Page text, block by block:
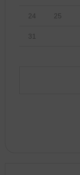
24 25
31